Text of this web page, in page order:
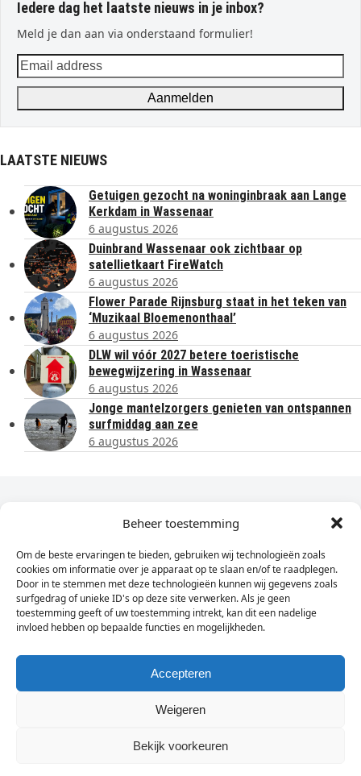
Beheer toestemming
Om de beste ervaringen te bieden, gebruiken wij technologieën zoals
cookies om informatie over je apparaat op te slaan en/of te raadplegen.
Door in te stemmen met deze technologieën kunnen wij gegevens zoals
surfgedrag of unieke ID's op deze site verwerken. Als je geen
toestemming geeft of uw toestemming intrekt, kan dit een nadelige
invloed hebben op bepaalde functies en mogelijkheden.
Accepteren
Weigeren
Bekijk voorkeuren
Iedere dag het laatste nieuws in je inbox?
Meld je dan aan via onderstaand formulier!
Email
address
Aanmelden
LAATSTE NIEUWS
Getuigen gezocht na woninginbraak aan Lange
Kerkdam in Wassenaar
6 augustus 2026
Duinbrand Wassenaar ook zichtbaar op
satellietkaart FireWatch
6 augustus 2026
Flower Parade Rijnsburg staat in het teken van
‘Muzikaal Bloemenonthaal’
6 augustus 2026
DLW wil vóór 2027 betere toeristische
bewegwijzering in Wassenaar
6 augustus 2026
Jonge mantelzorgers genieten van ontspannen
surfmiddag aan zee
6 augustus 2026
Dagelijks het laatste nieuws in je e-mail?
Vul
hier
je
e-
mailadres
in
Sign Up